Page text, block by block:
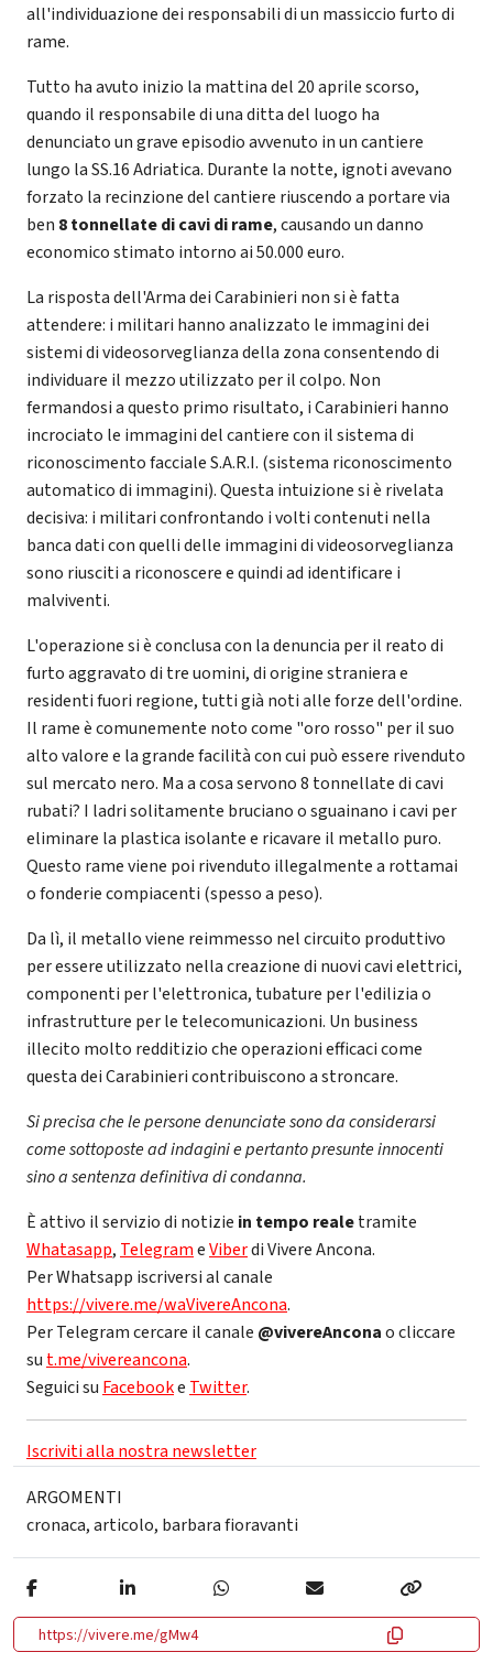
all'individuazione dei responsabili di un massiccio furto di
rame.
Tutto ha avuto inizio la mattina del 20 aprile scorso,
quando il responsabile di una ditta del luogo ha
denunciato un grave episodio avvenuto in un cantiere
lungo la SS.16 Adriatica. Durante la notte, ignoti avevano
forzato la recinzione del cantiere riuscendo a portare via
ben 8 tonnellate di cavi di rame, causando un danno
economico stimato intorno ai 50.000 euro.
La risposta dell'Arma dei Carabinieri non si è fatta
attendere: i militari hanno analizzato le immagini dei
sistemi di videosorveglianza della zona consentendo di
individuare il mezzo utilizzato per il colpo. Non
fermandosi a questo primo risultato, i Carabinieri hanno
incrociato le immagini del cantiere con il sistema di
riconoscimento facciale S.A.R.I. (sistema riconoscimento
automatico di immagini). Questa intuizione si è rivelata
decisiva: i militari confrontando i volti contenuti nella
banca dati con quelli delle immagini di videosorveglianza
sono riusciti a riconoscere e quindi ad identificare i
malviventi.
L'operazione si è conclusa con la denuncia per il reato di
furto aggravato di tre uomini, di origine straniera e
residenti fuori regione, tutti già noti alle forze dell'ordine.
Il rame è comunemente noto come "oro rosso" per il suo
alto valore e la grande facilità con cui può essere rivenduto
sul mercato nero. Ma a cosa servono 8 tonnellate di cavi
rubati? I ladri solitamente bruciano o sguainano i cavi per
eliminare la plastica isolante e ricavare il metallo puro.
Questo rame viene poi rivenduto illegalmente a rottamai
o fonderie compiacenti (spesso a peso).
Da lì, il metallo viene reimmesso nel circuito produttivo
per essere utilizzato nella creazione di nuovi cavi elettrici,
componenti per l'elettronica, tubature per l'edilizia o
infrastrutture per le telecomunicazioni. Un business
illecito molto redditizio che operazioni efficaci come
questa dei Carabinieri contribuiscono a stroncare.
Si precisa che le persone denunciate sono da considerarsi
come sottoposte ad indagini e pertanto presunte innocenti
sino a sentenza definitiva di condanna.
È attivo il servizio di notizie in tempo realetramite
Whatasapp, TelegrameViberdi Vivere Ancona.
Per Whatsapp iscriversi al canale
https://vivere.me/waVivereAncona.
Per Telegram cercare il canale @vivereAnconao cliccare
su t.me/vivereancona.
Seguici su Facebooke Twitter.
Iscriviti alla nostra newsletter
ARGOMENTI
cronaca,articolo, barbara fioravanti
https://vivere.me/gMw4